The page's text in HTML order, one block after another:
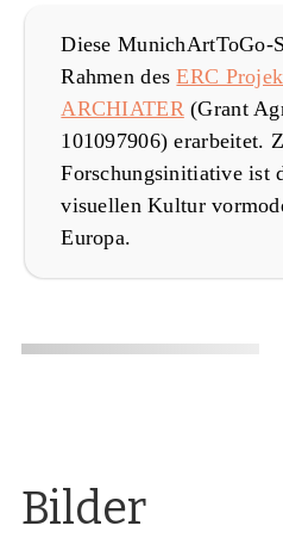
Diese MunichArtToGo-
Rahmen desERC
ARCHIATER(Grant
101097906) erarbeitet.
Forschungsinitiative ist
visuellen Kultur
Europa.
Bilder